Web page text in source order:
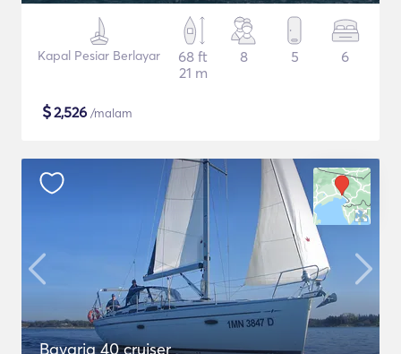
Kapal Pesiar Berlayar
68 ft
21 m
8 5 6
$2,526 /malam
Bavaria 40 cruiser